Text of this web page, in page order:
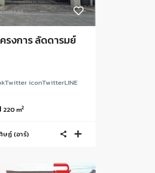
ครงการ ลัดดารมย์
iconTwitterLINE
220 m2
ฏ์ (อาร์)